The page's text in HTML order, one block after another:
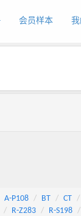
会员样本
A-P108 BT CT
R-Z283 R-S198